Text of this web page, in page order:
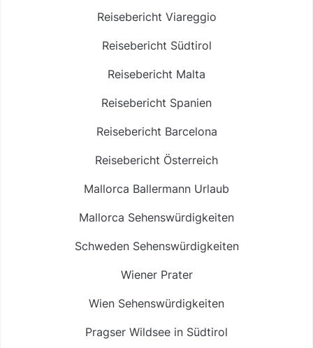
Reisebericht Viareggio
Reisebericht Südtirol
Reisebericht Malta
Reisebericht Spanien
Reisebericht Barcelona
Reisebericht Österreich
Mallorca Ballermann Urlaub
Mallorca Sehenswürdigkeiten
Schweden Sehenswürdigkeiten
Wiener Prater
Wien Sehenswürdigkeiten
Pragser Wildsee in Südtirol